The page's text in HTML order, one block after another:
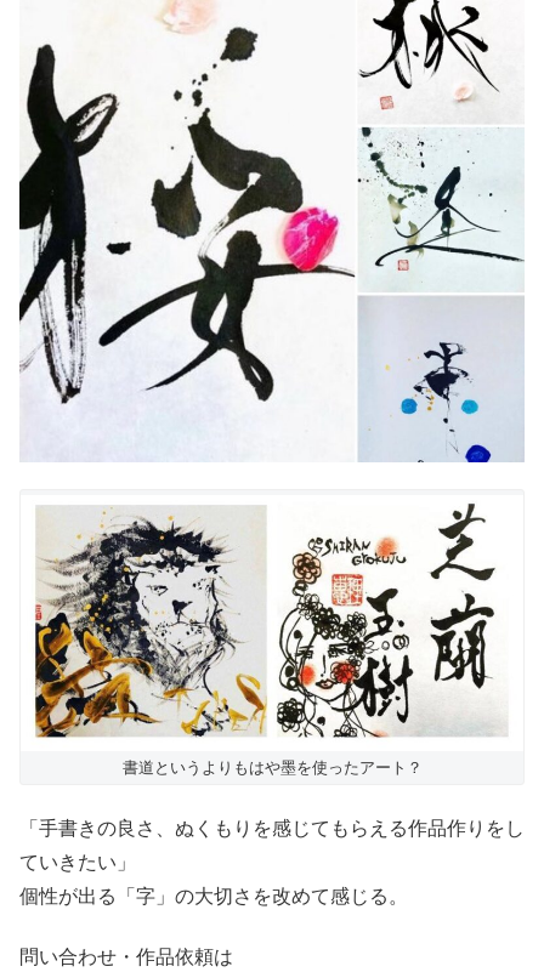
書道というよりもはや墨を使ったアート？
「手書きの良さ、ぬくもりを感じてもらえる作品作りをし
ていきたい」
個性が出る「字」の大切さを改めて感じる。
問い合わせ・作品依頼は